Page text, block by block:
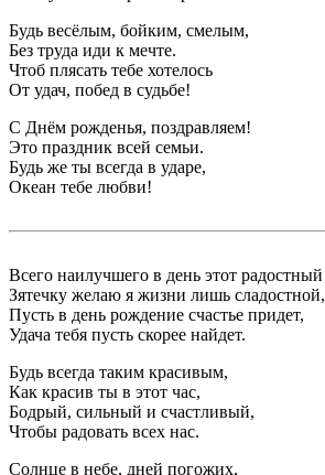
Будь весёлым, бойким, смелым,
Без труда иди к мечте.
Чтоб плясать тебе хотелось
От удач, побед в судьбе!
С Днём рожденья, поздравляем!
Это праздник всей семьи.
Будь же ты всегда в ударе,
Океан тебе любви!
Всего наилучшего в день этот радостный
Зятечку желаю я жизни лишь сладостной,
Пусть в день рождение счастье придет,
Удача тебя пусть скорее найдет.
Будь всегда таким красивым,
Как красив ты в этот час,
Бодрый, сильный и счастливый,
Чтобы радовать всех нас.
Солнце в небе, дней погожих,